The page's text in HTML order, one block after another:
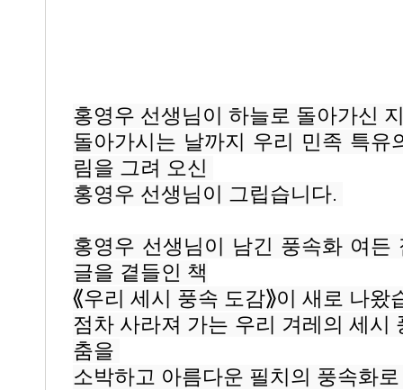
홍영우 선생님이 하늘로 돌아가신
돌아가시는 날까지 우리 민족 특유
림을 그려 오신
홍영우 선생님이 그립습니다.
홍영우 선생님이 남긴 풍속화 여든
글을 곁들인 책
⟪우리 세시 풍속 도감⟫이 새로 나왔
점차 사라져 가는 우리 겨레의 세시
춤을
소박하고 아름다운 필치의 풍속화